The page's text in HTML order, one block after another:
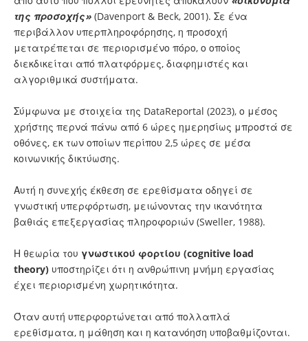
της προσοχής» (Davenport & Beck, 2001). Σε ένα
περιβάλλον υπερπληροφόρησης, η προσοχή
μετατρέπεται σε περιορισμένο πόρο, ο οποίος
διεκδικείται από πλατφόρμες, διαφημιστές και
αλγοριθμικά συστήματα.
Σύμφωνα με στοιχεία της DataReportal (2023), ο μέσος
χρήστης περνά πάνω από 6 ώρες ημερησίως μπροστά σε
οθόνες, εκ των οποίων περίπου 2,5 ώρες σε μέσα
κοινωνικής δικτύωσης.
Αυτή η συνεχής έκθεση σε ερεθίσματα οδηγεί σε
γνωστική υπερφόρτωση, μειώνοντας την ικανότητα
βαθιάς επεξεργασίας πληροφοριών (Sweller, 1988).
Η θεωρία του γνωστικού φορτίου (cognitive load
theory) υποστηρίζει ότι η ανθρώπινη μνήμη εργασίας
έχει περιορισμένη χωρητικότητα.
Όταν αυτή υπερφορτώνεται από πολλαπλά
ερεθίσματα, η μάθηση και η κατανόηση υποβαθμίζονται.